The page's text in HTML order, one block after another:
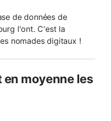
de données de
l'ont. C'est la
nomades digitaux !
moyenne les